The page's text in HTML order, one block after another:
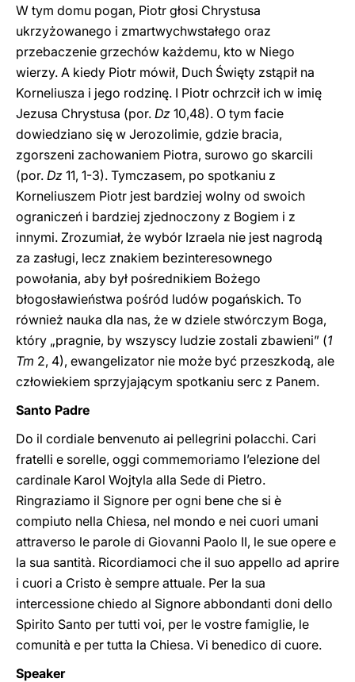
W tym domu pogan, Piotr głosi Chrystusa
ukrzyżowanego i zmartwychwstałego oraz
przebaczenie grzechów każdemu, kto w Niego
wierzy. A kiedy Piotr mówił, Duch Święty zstąpił na
Korneliusza i jego rodzinę. I Piotr ochrzcił ich w imię
Jezusa Chrystusa (por. Dz 10,48). O tym facie
dowiedziano się w Jerozolimie, gdzie bracia,
zgorszeni zachowaniem Piotra, surowo go skarcili
(por. Dz 11, 1-3). Tymczasem, po spotkaniu z
Korneliuszem Piotr jest bardziej wolny od swoich
ograniczeń i bardziej zjednoczony z Bogiem i z
innymi. Zrozumiał, że wybór Izraela nie jest nagrodą
za zasługi, lecz znakiem bezinteresownego
powołania, aby był pośrednikiem Bożego
błogosławieństwa pośród ludów pogańskich. To
również nauka dla nas, że w dziele stwórczym Boga,
który „pragnie, by wszyscy ludzie zostali zbawieni” (1
Tm 2, 4), ewangelizator nie może być przeszkodą, ale
człowiekiem sprzyjającym spotkaniu serc z Panem.
Santo Padre
Do il cordiale benvenuto ai pellegrini polacchi. Cari
fratelli e sorelle, oggi commemoriamo l’elezione del
cardinale Karol Wojtyla alla Sede di Pietro.
Ringraziamo il Signore per ogni bene che si è
compiuto nella Chiesa, nel mondo e nei cuori umani
attraverso le parole di Giovanni Paolo II, le sue opere e
la sua santità. Ricordiamoci che il suo appello ad aprire
i cuori a Cristo è sempre attuale. Per la sua
intercessione chiedo al Signore abbondanti doni dello
Spirito Santo per tutti voi, per le vostre famiglie, le
comunità e per tutta la Chiesa. Vi benedico di cuore.
Speaker